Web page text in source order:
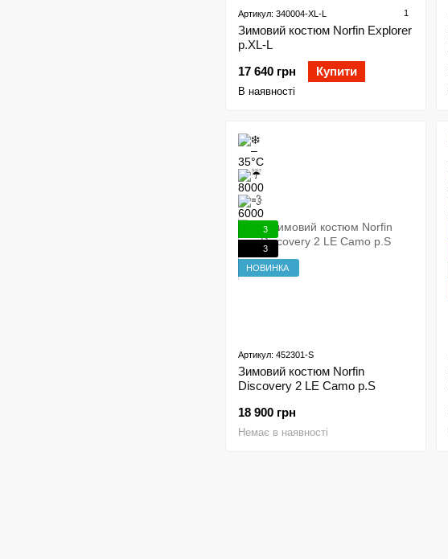
Артикул: 340004-XL-L 1
Зимовий костюм Norfin Explorer
р.XL-L
17 640 грн
Купити
В наявності
3
3
НОВИНКА
Артикул: 452301-S
Зимовий костюм Norfin
Discovery 2 LE Camo р.S
18 900 грн
Немає в наявності